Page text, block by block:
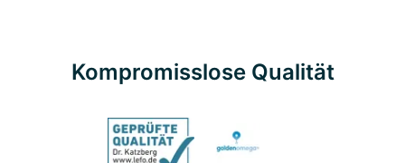
Kompromisslose Qualität